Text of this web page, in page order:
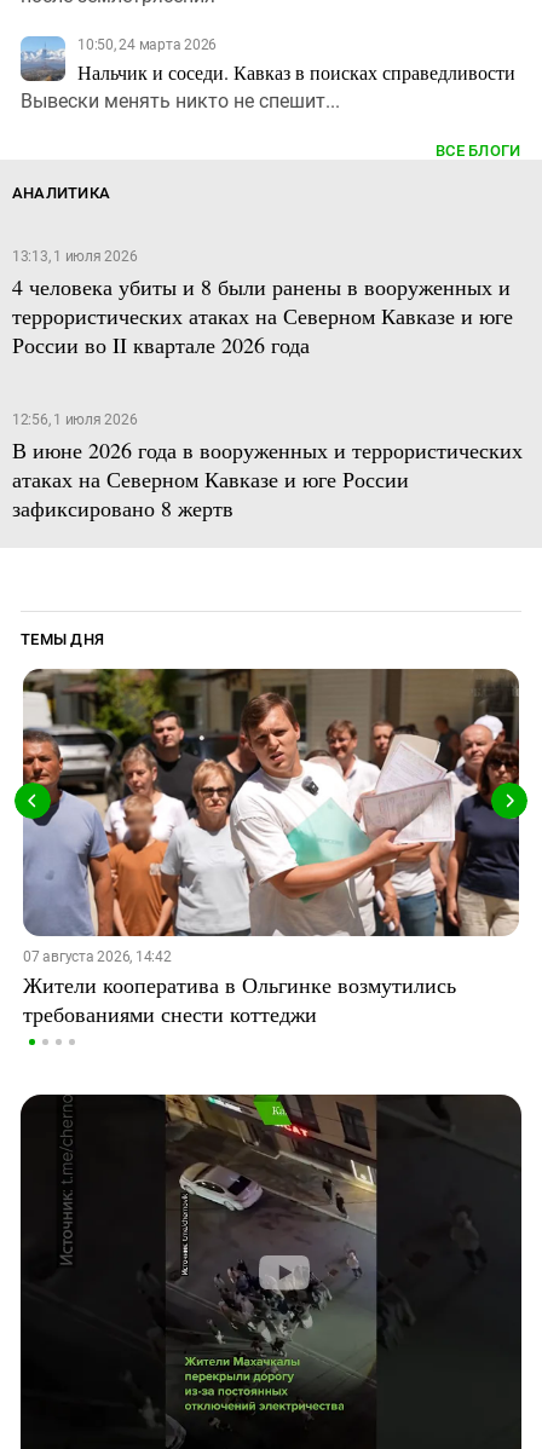
10:50, 24 марта 2026
Нальчик и соседи. Кавказ в поисках справедливости
Вывески менять никто не спешит...
ВСЕ БЛОГИ
АНАЛИТИКА
13:13, 1 июля 2026
4 человека убиты и 8 были ранены в вооруженных и
террористических атаках на Северном Кавказе и юге
России во II квартале 2026 года
12:56, 1 июля 2026
В июне 2026 года в вооруженных и террористических
атаках на Северном Кавказе и юге России
зафиксировано 8 жертв
ТЕМЫ ДНЯ
07 августа 2026, 14:42
Жители кооператива в Ольгинке возмутились
требованиями снести коттеджи